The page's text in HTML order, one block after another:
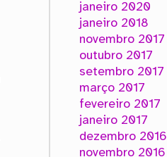
janeiro 2020
janeiro 2018
novembro 2017
outubro 2017
setembro 2017
março 2017
fevereiro 2017
janeiro 2017
dezembro 2016
novembro 2016